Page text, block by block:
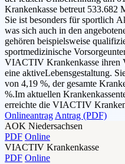
Krankenkasse betreut 533.682
Sie ist besonders für sportlich
was sich auch in den
gehören beispielsweise
sportmedizinische
VIACTIV Krankenkasse ihren
eine aktiveLebensgestaltung.
von 4,19 %, der gesamte
%.Im aktuellen
erreichte die VIACTIV
Onlineantrag Antrag (PDF)
AOK Niedersachsen
PDF Online
VIACTIV Krankenkasse
PDF Online